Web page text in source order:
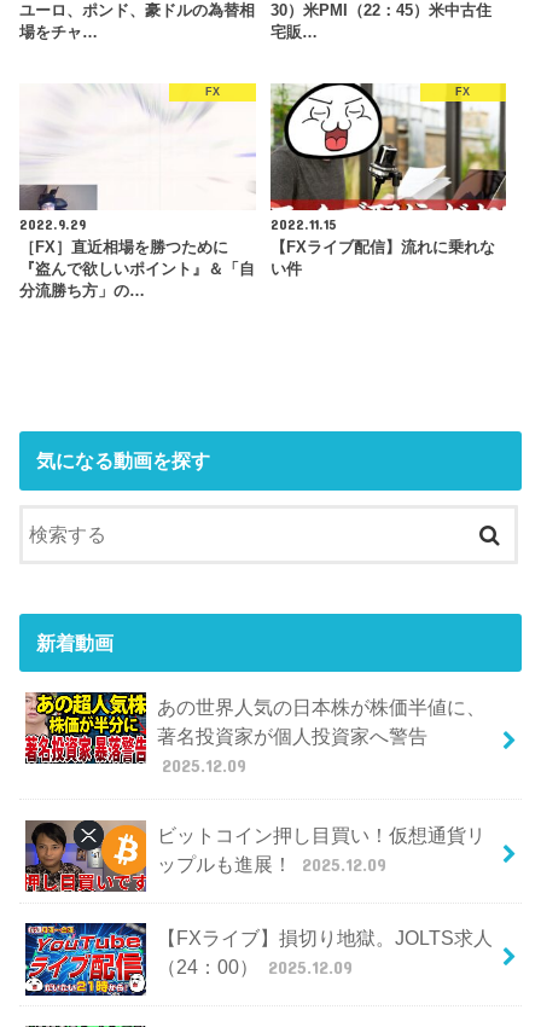
ユーロ、ポンド、豪ドルの為替相
場をチャ…
30）米PMI（22：45）米中古住
宅販…
FX
2022.9.29
［FX］直近相場を勝つために
『盗んで欲しいポイント』＆「自
分流勝ち方」の…
FX
2022.11.15
【FXライブ配信】流れに乗れな
い件
気になる動画を探す
新着動画
あの世界人気の日本株が株価半値に、
著名投資家が個人投資家へ警告
2025.12.09
ビットコイン押し目買い！仮想通貨リ
ップルも進展！
2025.12.09
【FXライブ】損切り地獄。JOLTS求人
（24：00）
2025.12.09